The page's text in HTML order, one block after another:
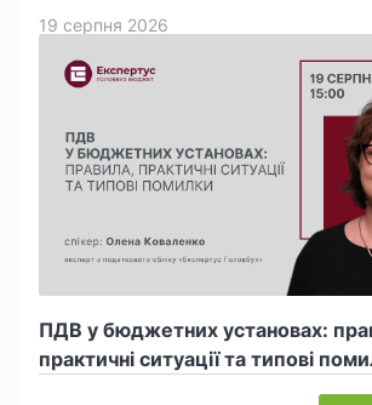
ПДВ у бюджетних установах:
практичні ситуації та типові
19 серпня 2026